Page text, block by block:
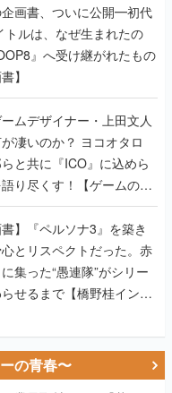
企画書、ついに公開━初代
トルは、なぜ生まれたの
』へ受け継がれたもの
】
ムデザイナー・上田文人
凄いのか？ ヨコオタロ
と共に『ICO』に込めら
り尽くす！【ゲームの企
書】『ペルソナ3』を築き
とリスペクトだった。赤
集った“愚連隊”がシリー
せるまで【橋野桂インタ
の青春〜